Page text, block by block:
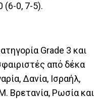
(6-0, 7-5).
Grade 3 και
από δέκα
Δανία, Ισραήλ,
Βρετανία, Ρωσία και